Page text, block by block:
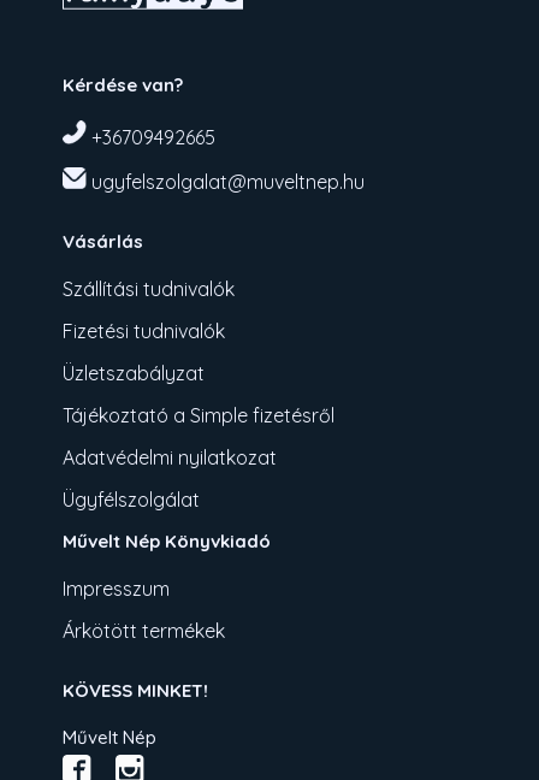
Kérdése van?
+36709492665
ugyfelszolgalat@muveltnep.hu
Vásárlás
Szállítási tudnivalók
Fizetési tudnivalók
Üzletszabályzat
Tájékoztató a Simple fizetésről
Adatvédelmi nyilatkozat
Ügyfélszolgálat
Művelt Nép Könyvkiadó
Impresszum
Árkötött termékek
KÖVESS MINKET!
Művelt Nép